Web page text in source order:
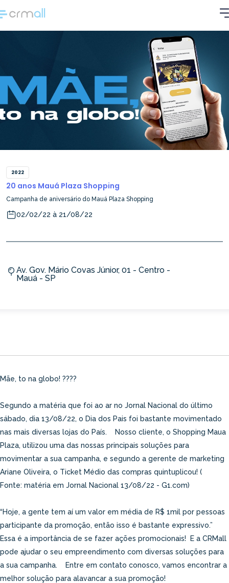
2022
20 anos Mauá Plaza Shopping
Campanha de aniversário do Mauá Plaza Shopping
02/02/22 à 21/08/22
Av. Gov. Mário Covas Júnior, 01 - Centro -
Mauá - SP
Mãe, to na globo! ????
Segundo a matéria que foi ao ar no Jornal Nacional do último
sábado, dia 13/08/22, o Dia dos Pais foi bastante movimentado
nas mais diversas lojas do País. Nosso cliente, o Shopping Maua
Plaza, utilizou uma das nossas principais soluções para
movimentar a sua campanha, e segundo a gerente de marketing
Ariane Oliveira, o Ticket Médio das compras quintuplicou! (
Fonte: matéria em Jornal Nacional 13/08/22 - G1.com)
“Hoje, a gente tem aí um valor em média de R$ 1mil por pessoas
participante da promoção, então isso é bastante expressivo.”
Essa é a importância de se fazer ações promocionais! E a CRMall
pode ajudar o seu empreendimento com diversas soluções para
a sua campanha. Entre em contato conosco, vamos encontrar a
melhor solução para alavancar a sua promoção!